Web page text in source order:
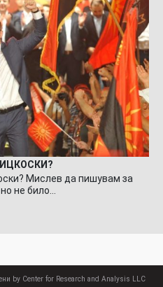
Мислев да пишувам за
не било…
by Center for Research and Analysis LLC